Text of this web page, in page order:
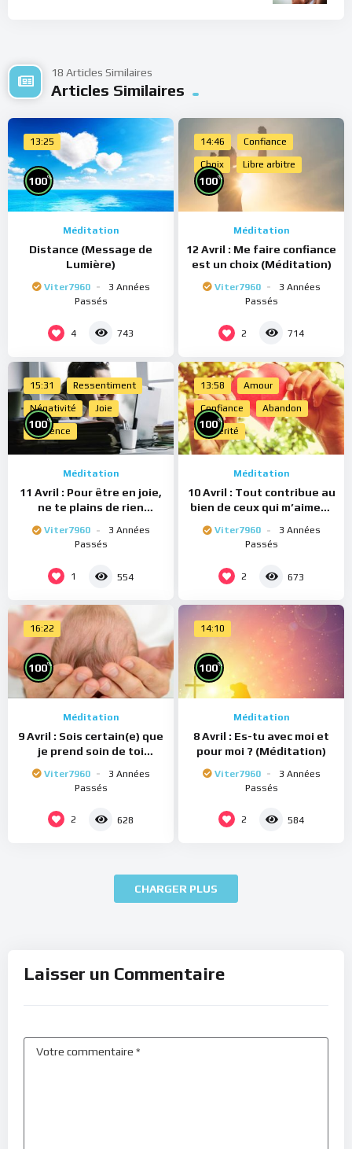
18 Articles Similaires
Articles Similaires
13:25
100%
Méditation
Distance (Message de
Lumière)
Viter7960
3 Années
Passés
4 743
14:46 Confiance
Choix Libre arbitre
100%
Méditation
12 Avril : Me faire confiance
est un choix (Méditation)
Viter7960
3 Années
Passés
2 714
15:31 Ressentiment
Négativité Joie
Présence
100%
Méditation
11 Avril : Pour être en joie,
ne te plains de rien
Viter7960
3 Années
Passés
1 554
13:58 Amour
Confiance Abandon
Sincérité
100%
Méditation
10 Avril : Tout contribue au
bien de ceux qui m’aiment
Viter7960
3 Années
Passés
2 673
16:22
100%
Méditation
9 Avril : Sois certain(e) que
je prend soin de toi
Viter7960
3 Années
Passés
2 628
14:10
100%
Méditation
8 Avril : Es-tu avec moi et
pour moi ? (Méditation)
Viter7960
3 Années
Passés
2 584
CHARGER PLUS
Laisser un Commentaire